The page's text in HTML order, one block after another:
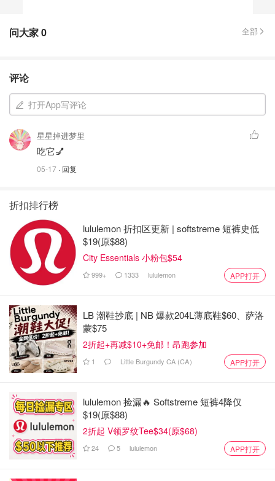
问大家0 全部
评论
打开App写评论
星星掉进梦里
吃它💅
05-17 · 回复
折扣排行榜
lululemon 折扣区更新 | softstreme 短裤史低
$19(原$88)
City Essentials 小粉包$54
999+ 1333 lululemon APP打开
LB 潮鞋抄底 | NB 爆款204L薄底鞋$60、萨洛
蒙$75
2折起+再减$10+免邮！昂跑参加
1 Little Burgundy CA (CA） APP打开
lululemon 捡漏🔥 Softstreme 短裤4降仅
$19(原$88)
2折起 V领罗纹Tee$34(原$68)
24 5 lululemon APP打开